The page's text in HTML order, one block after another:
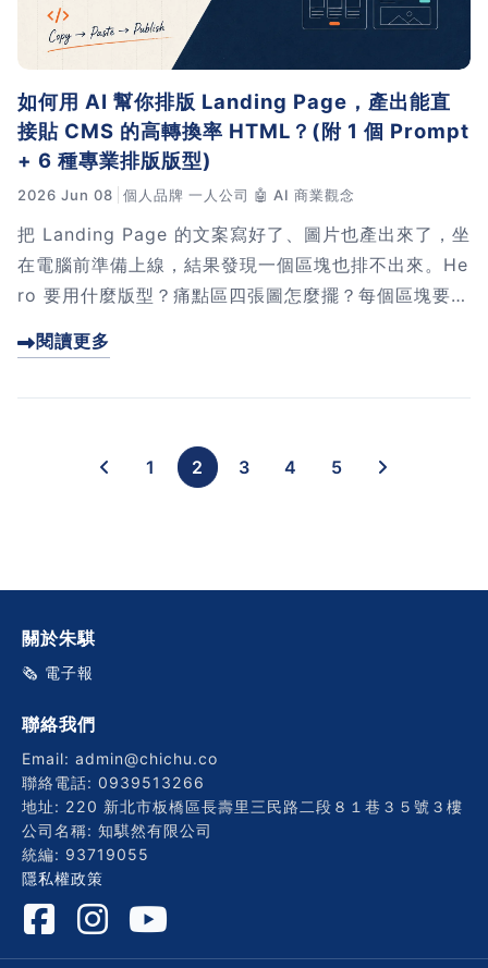
如何用 AI 幫你排版 Landing Page，產出能直
接貼 CMS 的高轉換率 HTML？(附 1 個 Prompt
+ 6 種專業排版版型)
2026 Jun 08 個人品牌 一人公司 🤖 AI 商業觀念
把 Landing Page 的文案寫好了、圖片也產出來了，坐
在電腦前準備上線，結果發現一個區塊也排不出來。He
ro 要用什麼版型？痛點區四張圖怎麼擺？每個區塊要不
亂。這篇我會分享 1 個 Prompt，搭配 6 種專業排版
閱讀更多
1 2 3 4 5
關於朱騏
🗞️ 電子報
聯絡我們
Email: admin@chichu.co
聯絡電話: 0939513266
地址: 220 新北市板橋區長壽里三民路二段８１巷３５號３樓
公司名稱: 知騏然有限公司
統編: 93719055
隱私權政策